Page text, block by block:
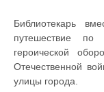
Библиотекарь
путешествие по
героической
Отечественной
улицы города.